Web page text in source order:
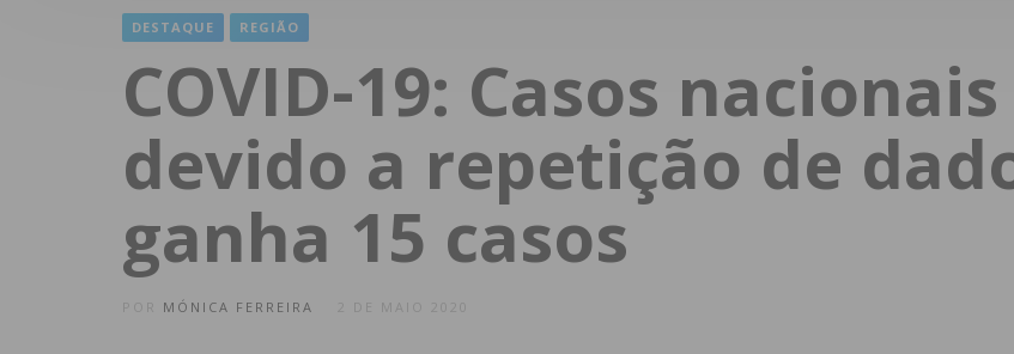
DESTAQUE REGIÃO
COVID-19: Casos
devido a repetição de
ganha 15 casos
MÓNICA FERREIRA 2 DE MAIO 2020